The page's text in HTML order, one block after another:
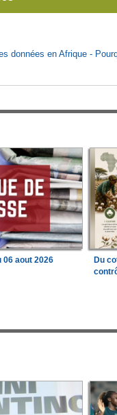
données en Afrique -
06 aout 2026
Du